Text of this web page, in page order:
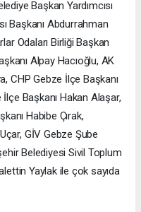
Başkan Yardımcısı
Başkanı Abdurrahman
Odaları Birliği Başkan
Alpay Hacıoğlu, AK
CHP Gebze İlçe Başkanı
Başkanı Hakan Alaşar,
Habibe Çırak,
GİV Gebze Şube
Belediyesi Sivil Toplum
Yaylak ile çok sayıda